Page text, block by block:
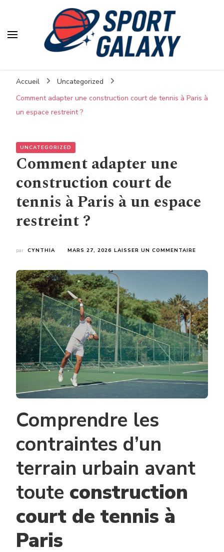
Accueil
Uncategorized
Comment adapter une construction court de tennis à Paris à
un espace restreint ?
UNCATEGORIZED
Comment adapter une
construction court de
tennis à Paris à un espace
restreint ?
par CYNTHIA MARS 27, 2026 LAISSER UN COMMENTAIRE
DE
TENNIS
À
PARIS
À
UN
ESPACE
?
Comprendre les
contraintes d’un
terrain urbain avant
toute construction
court de tennis à
Paris